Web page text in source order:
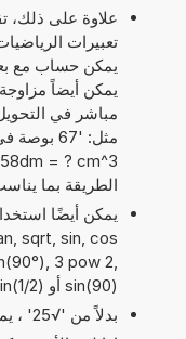
علاوة على ذلك،
تعبيرات
يمكن أيضاً
مباشر في
الطريقة بما
3 pow 2,
sin(90) أو asin(1/2)
بدلاً من '√25' ، يمكن كتابة 'sqrt 25'.